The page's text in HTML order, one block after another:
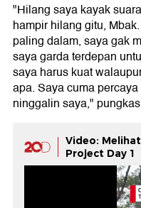
"Hilang saya kayak
hampir hilang gitu,
paling dalam, saya gak
saya garda terdepan
saya harus kuat
apa. Saya cuma
ninggalin saya,"
Video:
Project Day 1